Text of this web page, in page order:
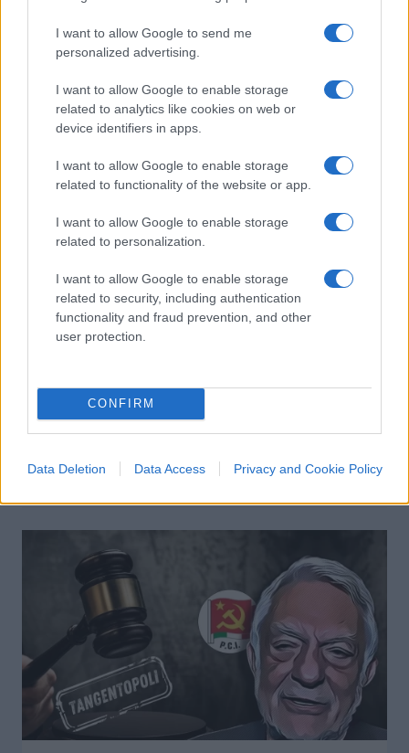
I want to allow Google to send me
personalized advertising.
I want to allow Google to enable storage
related to analytics like cookies on web or
device identifiers in apps.
I want to allow Google to enable storage
related to functionality of the website or app.
I want to allow Google to enable storage
related to personalization.
I want to allow Google to enable storage
related to security, including authentication
functionality and fraud prevention, and other
user protection.
CONFIRM
Data Deletion Data Access Privacy and Cookie Policy
9 Luglio 2024, 5:57
Mani pulite, nessuno dimentichi
quel bagno di sangue targato pm
5 Giugno 2024, 12:43